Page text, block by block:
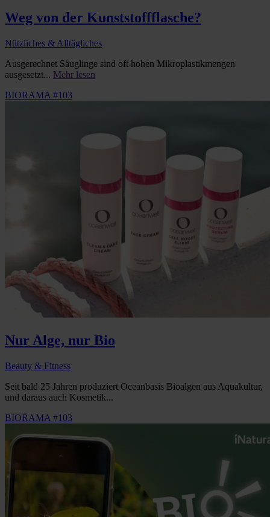
Weg von der Kunststoffflasche?
Nützliches & Alltägliches
Ausgerechnet Säuglinge sind oft hohen Mikroplastikmengen
ausgesetzt... Mehr lesen
BIORAMA #103
Nur Alge, nur Bio
Beauty & Fitness
Seit bald 25 Jahren produziert Oceanbasis Bioalgen aus Aquakultur,
und daraus auch Kosmetik...
BIORAMA #103